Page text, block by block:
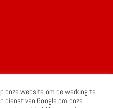
onze website om de werking te
dienst van Google om onze